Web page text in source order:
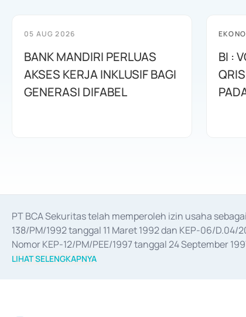
05 AUG 2026
BANK MANDIRI PERLUAS
AKSES KERJA INKLUSIF BAGI
GENERASI DIFABEL
BI :
PT BCA Sekuritas telah memperoleh izin usaha
138/PM/1992 tanggal 11 Maret 1992 dan KEP-06/
Nomor KEP-12/PM/PEE/1997 tanggal 24 September
merger, akuisisi, divestasi, dan
LIHAT SELENGKAPNYA